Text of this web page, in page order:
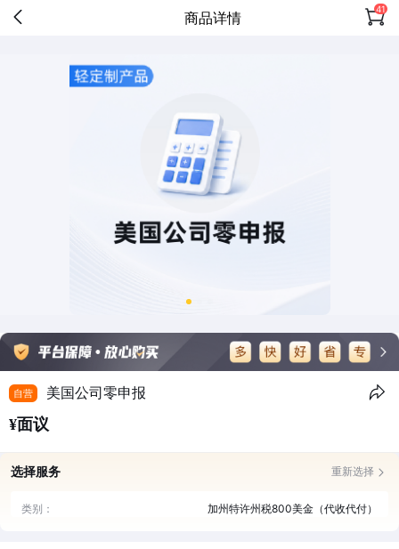
商品详情 41
自营 美国公司零申报
¥面议
选择服务 重新选择
类别： 加州特许州税800美金（代收代付）